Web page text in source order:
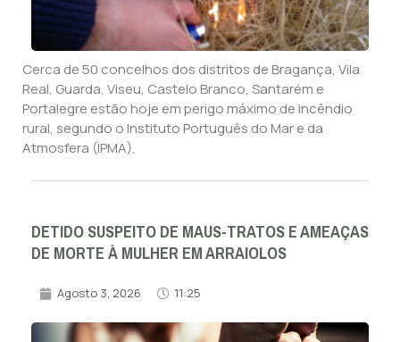
Cerca de 50 concelhos dos distritos de Bragança, Vila
Real, Guarda, Viseu, Castelo Branco, Santarém e
Portalegre estão hoje em perigo máximo de incêndio
rural, segundo o Instituto Português do Mar e da
Atmosfera (IPMA).
DETIDO SUSPEITO DE MAUS-TRATOS E AMEAÇAS
DE MORTE À MULHER EM ARRAIOLOS
Agosto 3, 2026 11:25